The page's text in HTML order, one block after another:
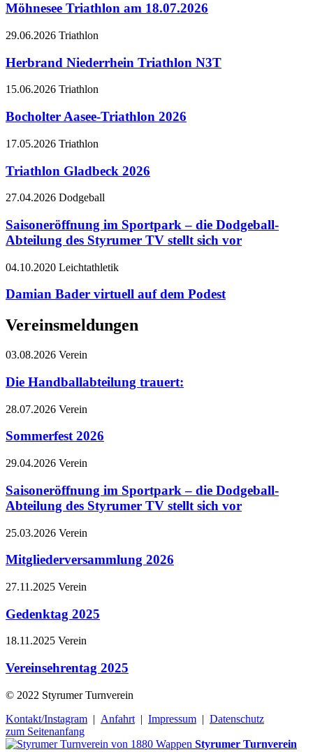
Möhnesee Triathlon am 18.07.2026
29.06.2026 Triathlon
Herbrand Niederrhein Triathlon N3T
15.06.2026 Triathlon
Bocholter Aasee-Triathlon 2026
17.05.2026 Triathlon
Triathlon Gladbeck 2026
27.04.2026 Dodgeball
Saisoneröffnung im Sportpark – die Dodgeball-
Abteilung des Styrumer TV stellt sich vor
04.10.2020 Leichtathletik
Damian Bader virtuell auf dem Podest
Vereinsmeldungen
03.08.2026 Verein
Die Handballabteilung trauert:
28.07.2026 Verein
Sommerfest 2026
29.04.2026 Verein
Saisoneröffnung im Sportpark – die Dodgeball-
Abteilung des Styrumer TV stellt sich vor
25.03.2026 Verein
Mitgliederversammlung 2026
27.11.2025 Verein
Gedenktag 2025
18.11.2025 Verein
Vereinsehrentag 2025
© 2022 Styrumer Turnverein
Kontakt/Instagram | Anfahrt | Impressum | Datenschutz
zum Seitenanfang
Styrumer Turnverein